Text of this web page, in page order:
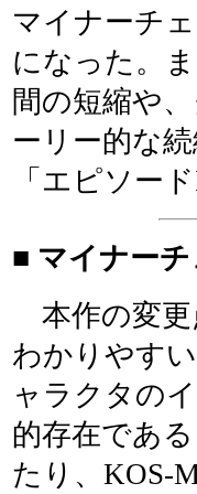
マイナーチ
になった。
間の短縮や
ーリー的な
「エピソー
■ マイナー
本作の変更
わかりやす
ャラクタの
的存在であ
たり、KOS-